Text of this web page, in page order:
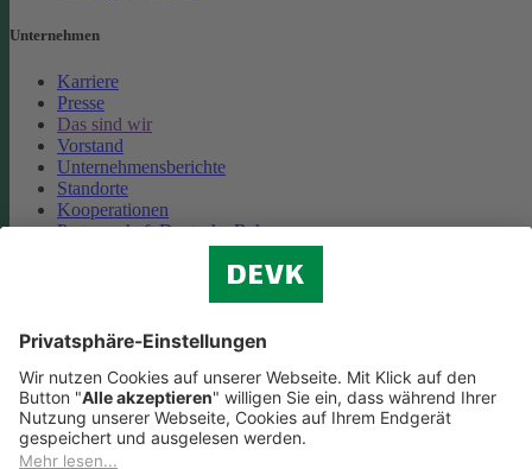
Unternehmen
Karriere
Presse
Das sind wir
Vorstand
Unternehmensberichte
Standorte
Kooperationen
Partnerschaft Deutsche Bahn
Cookie-Einstellungen
Datenschutz